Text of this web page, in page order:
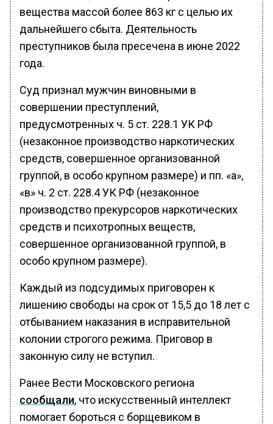
вещества массой более 863 кг с целью их
дальнейшего сбыта. Деятельность
преступников была пресечена в июне 2022
года.
Суд признал мужчин виновными в
совершении преступлений,
предусмотренных ч. 5 ст. 228.1 УК РФ
(незаконное производство наркотических
средств, совершенное организованной
группой, в особо крупном размере) и пп. «а»,
«в» ч. 2 ст. 228.4 УК РФ (незаконное
производство прекурсоров наркотических
средств и психотропных веществ,
совершенное организованной группой, в
особо крупном размере).
Каждый из подсудимых приговорен к
лишению свободы на срок от 15,5 до 18 лет с
отбыванием наказания в исправительной
колонии строгого режима. Приговор в
законную силу не вступил.
Ранее Вести Московского региона
сообщали, что искусственный интеллект
помогает бороться с борщевиком в